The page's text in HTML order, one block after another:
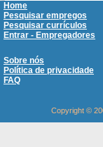
Home
Pesquisar empregos
Pesquisar currículos
Entrar - Empregadores
Sobre nós
Política de privacidade
FAQ
Copyright ©